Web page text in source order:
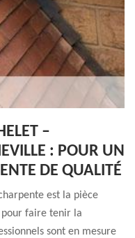
–
: POUR UN
DE QUALITÉ
est la pièce
faire tenir la
sont en mesure